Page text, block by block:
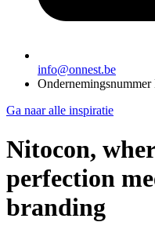
info@onnest.be
Ga naar alle inspiratie
Nitocon,
perfection
branding